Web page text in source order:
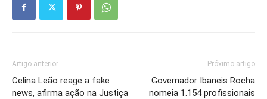
Artigo anterior
Celina Leão reage a fake
news, afirma ação na Justiça
Próximo artigo
Governador Ibaneis Rocha
nomeia 1.154 profissionais